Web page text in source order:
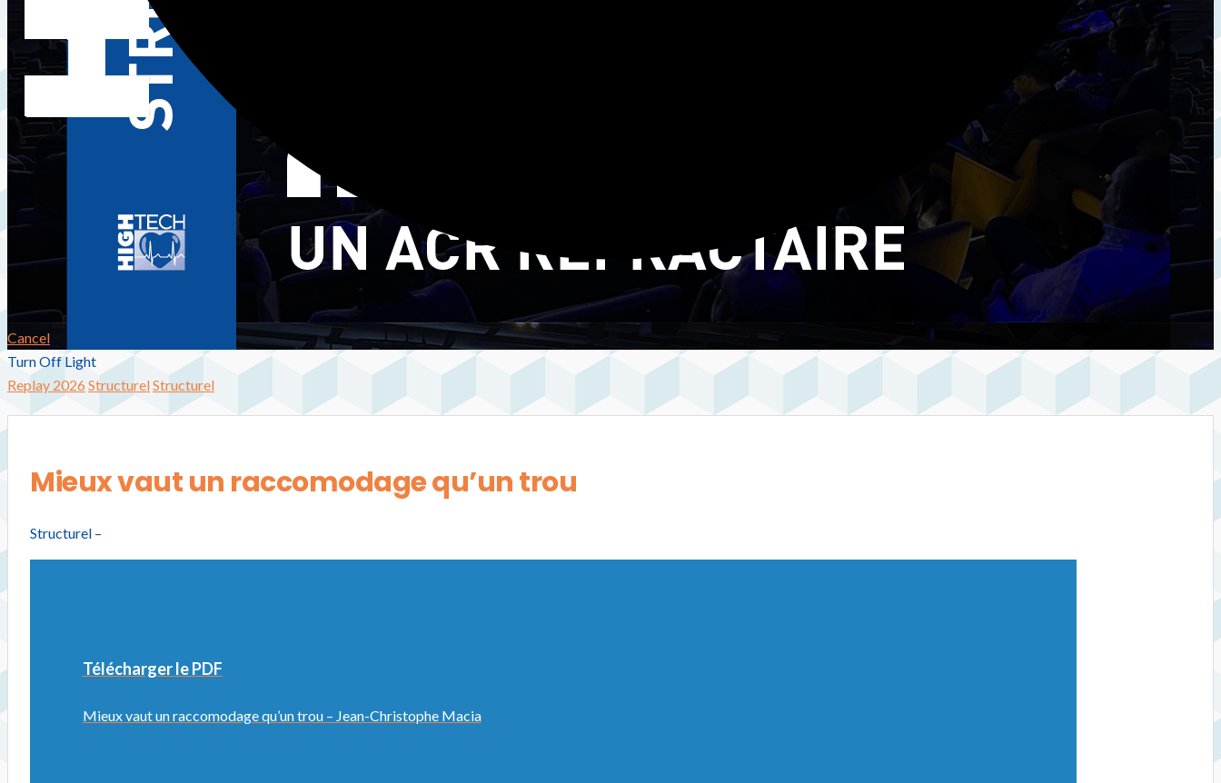
Cancel
Turn Off Light
Replay 2026 StructurelStructurel
Mieux vaut un raccomodage qu’un trou
Structurel –
Télécharger le PDF
Mieux vaut un raccomodage qu’un trou – Jean-Christophe Macia